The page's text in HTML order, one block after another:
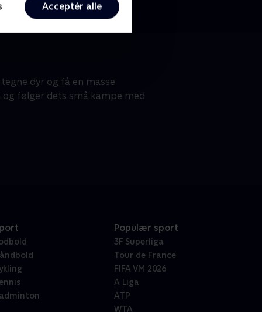
Acceptér alle
dyr og få en masse
følger dets små kampe med
Populær sport
3F Superliga
Tour de France
FIFA VM 2026
A Liga
ATP
WTA